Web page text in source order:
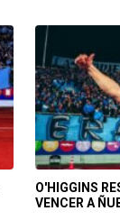
O'HIGGINS
VENCER A